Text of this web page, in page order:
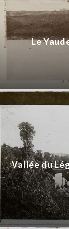
Le
Vallée du